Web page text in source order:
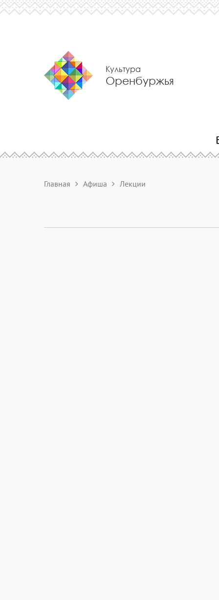
Культура
Оренбуржья
Главная Афиша Лекции